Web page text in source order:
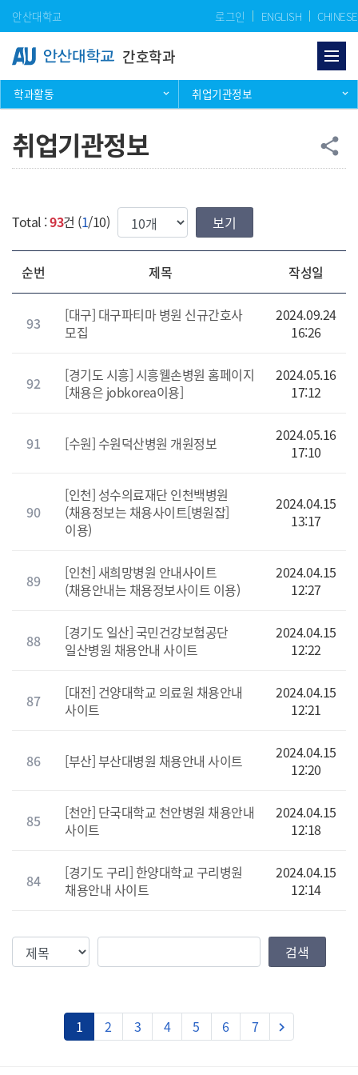
Skip Menu
안산대학교 로그인 ENGLISH CHINESE
간호학과
학과활동 취업기관정보
취업기관정보 공
share
Total :93건 (1/10) 한번에 보여질 게시물 갯수
순번 제목 작성일
93
[대구] 대구파티마 병원 신규간호사
모집
2024.09.24
16:26
92
[경기도 시흥] 시흥웰손병원 홈페이지
[채용은 jobkorea이용]
2024.05.16
17:12
91 [수원] 수원덕산병원 개원정보
2024.05.16
17:10
90
[인천] 성수의료재단 인천백병원
(채용정보는 채용사이트[병원잡]
이용)
2024.04.15
13:17
89
[인천] 새희망병원 안내사이트
(채용안내는 채용정보사이트 이용)
2024.04.15
12:27
88
[경기도 일산] 국민건강보험공단
일산병원 채용안내 사이트
2024.04.15
12:22
87
[대전] 건양대학교 의료원 채용안내
사이트
2024.04.15
12:21
86 [부산] 부산대병원 채용안내 사이트
2024.04.15
12:20
85
[천안] 단국대학교 천안병원 채용안내
사이트
2024.04.15
12:18
84
[경기도 구리] 한양대학교 구리병원
채용안내 사이트
2024.04.15
12:14
검색조건 검색값 검색
1 2 3 4 5 6 7 keyboard_arrow_right